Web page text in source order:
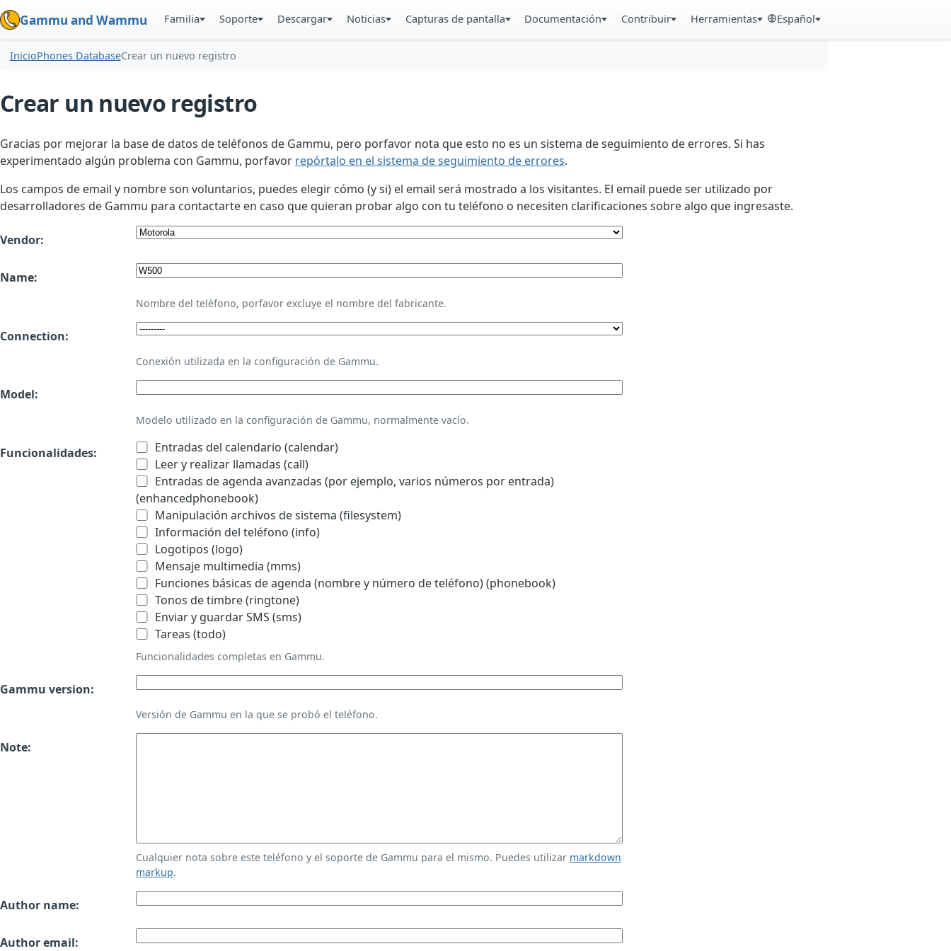
Gammu and Wammu Familia Soporte Descargar Noticias Capturas de pantalla Documentación Contribuir Herramientas Español
InicioPhones DatabaseCrear un nuevo registro
Crear un nuevo registro
Gracias por mejorar la base de datos de teléfonos de Gammu, pero porfavor nota que esto no es un sistema de seguimiento de errores. Si has
experimentado algún problema con Gammu, porfavor repórtalo en el sistema de seguimiento de errores.
Los campos de email y nombre son voluntarios, puedes elegir cómo (y si) el email será mostrado a los visitantes. El email puede ser utilizado por
desarrolladores de Gammu para contactarte en caso que quieran probar algo con tu teléfono o necesiten clarificaciones sobre algo que ingresaste.
Vendor:
Name:
Nombre del teléfono, porfavor excluye el nombre del fabricante.
Connection:
Conexión utilizada en la configuración de Gammu.
Model:
Modelo utilizado en la configuración de Gammu, normalmente vacío.
Funcionalidades:
Entradas del calendario (calendar)
Leer y realizar llamadas (call)
Entradas de agenda avanzadas (por ejemplo, varios números por entrada)
(enhancedphonebook)
Manipulación archivos de sistema (filesystem)
Información del teléfono (info)
Logotipos (logo)
Mensaje multimedia (mms)
Funciones básicas de agenda (nombre y número de teléfono) (phonebook)
Tonos de timbre (ringtone)
Enviar y guardar SMS (sms)
Tareas (todo)
Funcionalidades completas en Gammu.
Gammu version:
Versión de Gammu en la que se probó el teléfono.
Note:
Cualquier nota sobre este teléfono y el soporte de Gammu para el mismo. Puedes utilizar markdown
markup.
Author name:
Author email: